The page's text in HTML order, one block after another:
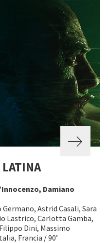
Damiano
Astrid Casali, Sara
Lastrico, Carlotta Gamba,
Dini, Massimo
Francia / 90’